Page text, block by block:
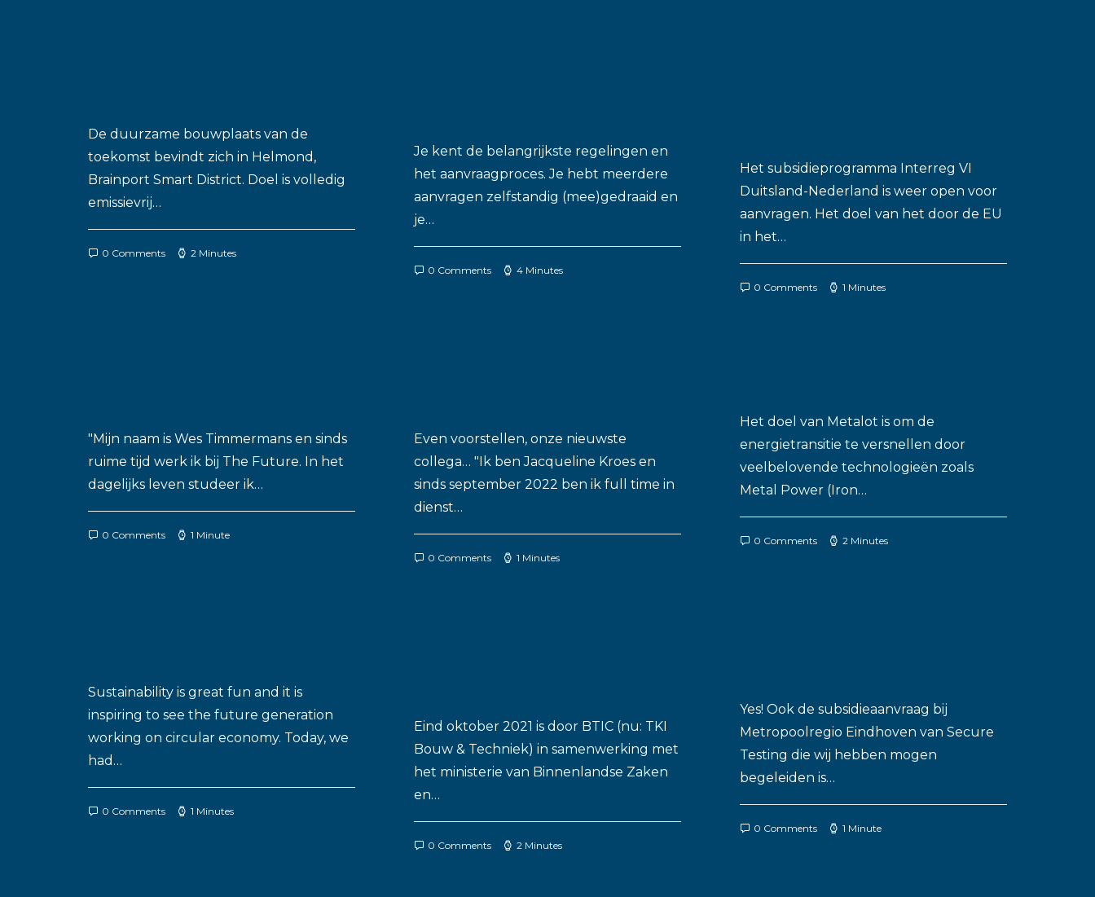
De duurzame bouwplaats van de
toekomst bevindt zich in Helmond,
Brainport Smart District. Doel is volledig
emissievrij…
0 Comments 2 Minutes
Je kent de belangrijkste regelingen en
het aanvraagproces. Je hebt meerdere
aanvragen zelfstandig (mee)gedraaid en
je…
0 Comments 4 Minutes
Het subsidieprogramma Interreg VI
Duitsland-Nederland is weer open voor
aanvragen. Het doel van het door de EU
in het…
0 Comments 1 Minutes
"Mijn naam is Wes Timmermans en sinds
ruime tijd werk ik bij The Future. In het
dagelijks leven studeer ik…
0 Comments 1 Minute
Even voorstellen, onze nieuwste
collega… "Ik ben Jacqueline Kroes en
sinds september 2022 ben ik full time in
dienst…
0 Comments 1 Minutes
Het doel van Metalot is om de
energietransitie te versnellen door
veelbelovende technologieën zoals
Metal Power (Iron…
0 Comments 2 Minutes
Sustainability is great fun and it is
inspiring to see the future generation
working on circular economy. Today, we
had…
0 Comments 1 Minutes
Eind oktober 2021 is door BTIC (nu: TKI
Bouw & Techniek) in samenwerking met
het ministerie van Binnenlandse Zaken
en…
0 Comments 2 Minutes
Yes! Ook de subsidieaanvraag bij
Metropoolregio Eindhoven van Secure
Testing die wij hebben mogen
begeleiden is…
0 Comments 1 Minute